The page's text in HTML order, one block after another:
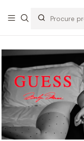
OFERTA DE PORTES
80€ de artigos sem